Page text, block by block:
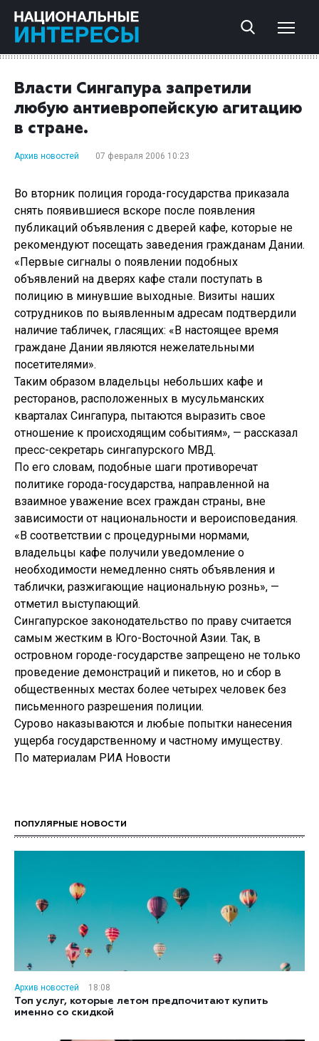
Власти Сингапура запретили
любую антиевропейскую агитацию
в стране.
Архив новостей 07 февраля 2006 10:23
Во вторник полиция города-государства приказала
снять появившиеся вскоре после появления
публикаций объявления с дверей кафе, которые не
рекомендуют посещать заведения гражданам Дании.
«Первые сигналы о появлении подобных
объявлений на дверях кафе стали поступать в
полицию в минувшие выходные. Визиты наших
сотрудников по выявленным адресам подтвердили
наличие табличек, гласящих: «В настоящее время
граждане Дании являются нежелательными
посетителями».
Таким образом владельцы небольших кафе и
ресторанов, расположенных в мусульманских
кварталах Сингапура, пытаются выразить свое
отношение к происходящим событиям», — рассказал
пресс-секретарь сингапурского МВД.
По его словам, подобные шаги противоречат
политике города-государства, направленной на
взаимное уважение всех граждан страны, вне
зависимости от национальности и вероисповедания.
«В соответствии с процедурными нормами,
владельцы кафе получили уведомление о
необходимости немедленно снять объявления и
таблички, разжигающие национальную рознь», —
отметил выступающий.
Сингапурское законодательство по праву считается
самым жестким в Юго-Восточной Азии. Так, в
островном городе-государстве запрещено не только
проведение демонстраций и пикетов, но и сбор в
общественных местах более четырех человек без
письменного разрешения полиции.
Сурово наказываются и любые попытки нанесения
ущерба государственному и частному имуществу.
По материалам РИА Новости
ПОПУЛЯРНЫЕ НОВОСТИ
Архив новостей
18:08
Топ услуг, которые летом предпочитают купить
именно со скидкой